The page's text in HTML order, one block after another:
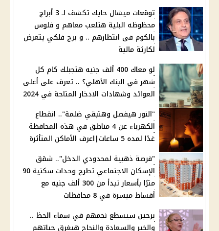
توقعات ميشال حايك تكشف لـ 3 أبراج
محظوظه البلية هتلعب معاهم و فلوس
بالكوم فى انتظارهم .. و برج فلكي يتعرض
لكارثة مالية
لو معاك 400 ألف جنيه هتجبلك كام كل
شهر في البنك الأهلي؟ .. تعرف على أعلى
العوائد وشهادات الادخار المتاحة في 2024
"النور هيفصل وهتبقي ضلمة".. انقطاع
الكهرباء عن 4 مناطق في هذه المحافظة
غدًا لمده 5 ساعات|اعرف الأماكن المتأثرة
"فرصة ذهبية لمحدودي الدخل".. شقق
الإسكان الاجتماعي تطرح وحدات سكنية 90
مترًا بأسعار تبدأ من 300 ألف جنيه مع
أقساط ميسرة في 8 محافظات
برجين سيسطع نجمهم في سماء الحظ ..
والخير والسعادة والنجاح هيغرق حياتهم